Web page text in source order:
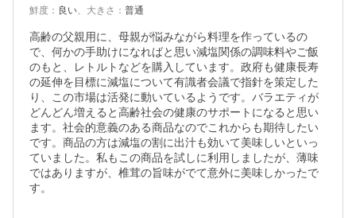
鮮度 ： 良い、 大きさ ： 普通
高齢の父親用に、母親が悩みながら料理を作っているの
で、何かの手助けになればと思い減塩関係の調味料やご飯
のもと、レトルトなどを購入しています。政府も健康長寿
の延伸を目標に減塩について有識者会議で指針を策定した
り、この市場は活発に動いているようです。バラエティが
どんどん増えると高齢社会の健康のサポートになると思い
ます。社会的意義のある商品なのでこれからも期待したい
です。商品の方は減塩の割に出汁も効いて美味しいといっ
ていました。私もこの商品を試しに利用しましたが、薄味
ではありますが、椎茸の旨味がでて意外に美味しかったで
す。